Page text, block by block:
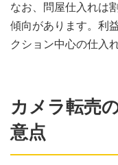
なお、問屋仕入れは
傾向があります。利
クション中心の仕入
カメラ転売
意点